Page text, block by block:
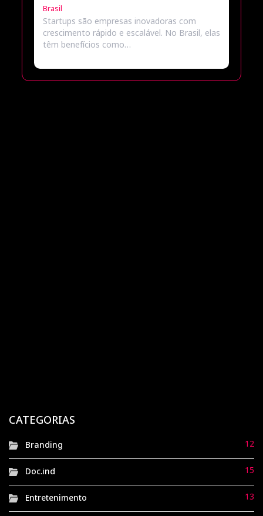
Brasil
Startups são empresas inovadoras com
crescimento rápido e escalável. No Brasil, elas
têm benefícios como…
Doc.ind
CATEGORIAS
Branding 12
Doc.ind 15
Entretenimento 13